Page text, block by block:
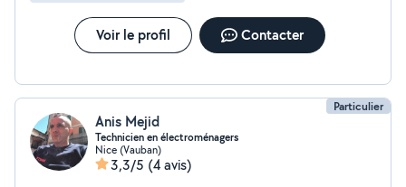
Voir le profil Contacter
Particulier
Anis Mejid
Technicien en électroménagers
Nice (Vauban)
3,3/5 (4 avis)